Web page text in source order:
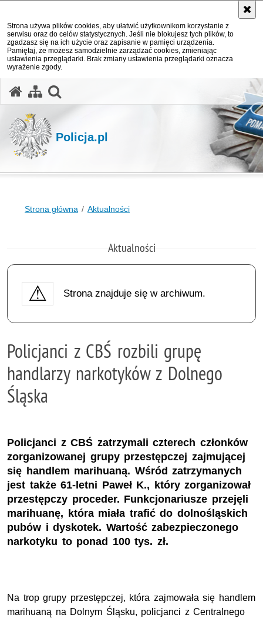
Strona używa plików cookies, aby ułatwić użytkownikom korzystanie z
serwisu oraz do celów statystycznych. Jeśli nie blokujesz tych plików, to
zgadzasz się na ich użycie oraz zapisanie w pamięci urządzenia.
Pamiętaj, że możesz samodzielnie zarządzać cookies, zmieniając
ustawienia przeglądarki. Brak zmiany ustawienia przeglądarki oznacza
wyrażenie zgody.
Policja.pl
Strona główna Aktualności
Aktualności
Strona znajduje się w archiwum.
Policjanci z CBŚ rozbili grupę
handlarzy narkotyków z Dolnego
Śląska
Policjanci z CBŚ zatrzymali czterech członków
zorganizowanej grupy przestępczej zajmującej
się handlem marihuaną. Wśród zatrzymanych
jest także 61-letni Paweł K., który zorganizował
przestępczy proceder. Funkcjonariusze przejęli
marihuanę, która miała trafić do dolnośląskich
pubów i dyskotek. Wartość zabezpieczonego
narkotyku to ponad 100 tys. zł.
Na trop grupy przestępczej, która zajmowała się handlem
marihuaną na Dolnym Śląsku, policjanci z Centralnego